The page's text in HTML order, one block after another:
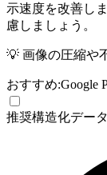
示速度を改善し
慮しましょう。
💡 画像の圧縮や
おすすめ:Google
推奨構造化デー